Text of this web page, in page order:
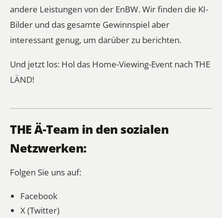
andere Leistungen von der EnBW. Wir finden die KI-
Bilder und das gesamte Gewinnspiel aber
interessant genug, um darüber zu berichten.
Und jetzt los: Hol das Home-Viewing-Event nach THE
LÄND!
THE Ä-Team in den sozialen
Netzwerken:
Folgen Sie uns auf:
Facebook
X (Twitter)